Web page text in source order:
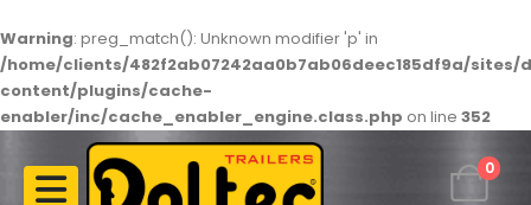
Warning: preg_match(): Unknown modifier 'p' in
/home/clients/482f2ab07242aa0b7ab06deec185df9a/
content/plugins/cache-
enabler/inc/cache_enabler_engine.class.php on line 352
0